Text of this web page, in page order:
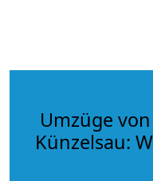
Umzüge
Künzelsau: